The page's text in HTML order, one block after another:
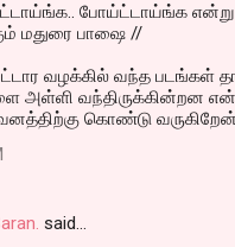
போய்ட்டாய்ங்க என்று
மதுரை பாஷை //
வழக்கில் வந்த படங்கள்
அள்ளி வந்திருக்கின்றன
கொண்டு
said…